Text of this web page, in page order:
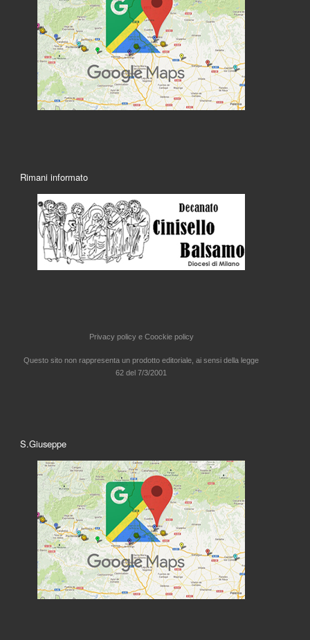
Rimani informato
Privacy policy e Coockie policy
Questo sito non rappresenta un prodotto editoriale, ai sensi della legge
62 del 7/3/2001
S.Giuseppe